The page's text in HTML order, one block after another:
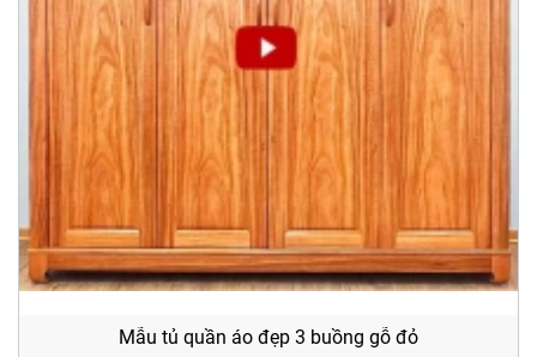
Mẫu tủ quần áo đẹp 3 buồng gỗ đỏ